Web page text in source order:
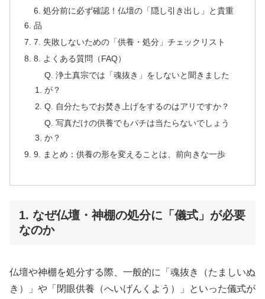
6. 処分前に必ず確認！仏壇の「隠し引き出し」と貴重
品
7. 失敗しないための「供養・処分」チェックリスト
8. よくある質問（FAQ）
Q. 浄土真宗では「魂抜き」をしないと聞きました
が？
Q. 自分たちでお焚き上げをするのはアリですか？
Q. 写真だけの供養でもバチは当たらないでしょう
か？
9. まとめ：供養の形を変えることは、前向きな一歩
1. なぜ仏壇・神棚の処分に「儀式」が必要
なのか
仏壇や神棚を処分する際、一般的に「魂抜き（たましいぬ
き）」や「閉眼供養（へいげんくよう）」といった儀式が